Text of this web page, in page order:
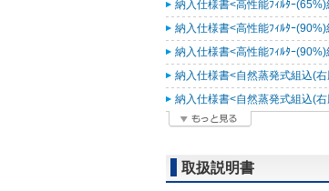
納入仕様書<高性能ﾌｨﾙﾀｰ
納入仕様書<高性能ﾌｨﾙﾀｰ
納入仕様書<高性能ﾌｨﾙﾀｰ
納入仕様書<自然蒸発式組込(
納入仕様書<自然蒸発式組込(
取扱説明書